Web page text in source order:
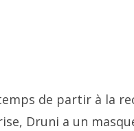
de partir à la
Druni a un